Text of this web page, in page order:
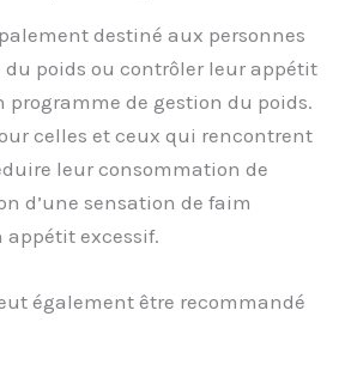
destiné aux personnes
poids ou contrôler leur appétit
programme de gestion du poids.
celles et ceux qui rencontrent
leur consommation de
d’une sensation de faim
appétit excessif.
également être recommandé